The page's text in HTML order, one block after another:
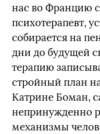
нас во Францию
психотерапевт,
собирается на
дни до будущей
терапию
стройный план
Катрине Боман,
непринужденно
механизмы